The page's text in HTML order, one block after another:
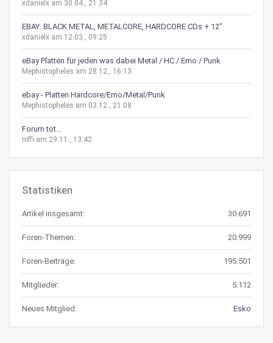
xdanielx am 30.04., 21:34
EBAY: BLACK METAL, METALCORE, HARDCORE CDs + 12"
xdanielx am 12.03., 09:25
eBay Platten für jeden was dabei Metal / HC / Emo / Punk
Mephistopheles am 28.12., 16:13
ebay - Platten Hardcore/Emo/Metal/Punk
Mephistopheles am 03.12., 21:08
Forum tot...
niffi am 29.11., 13:42
Statistiken
Artikel insgesamt: 30.691
Foren-Themen: 20.999
Foren-Beiträge: 195.501
Mitglieder: 5.112
Neues Mitglied: Esko